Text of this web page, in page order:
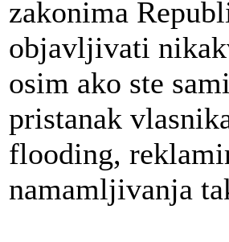
zakonima
objavljivati
osim ako ste
pristanak
flooding,
namamljivanja